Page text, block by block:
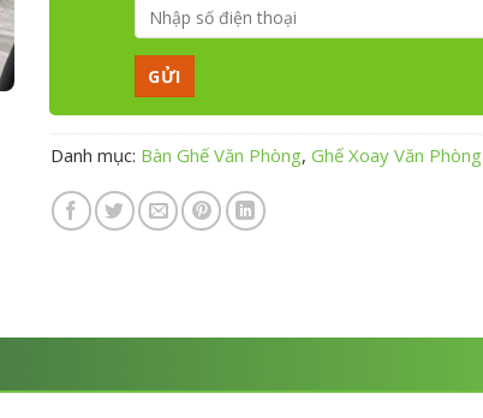
Danh mục: Bàn Ghế Văn Phòng, Ghế Xoay Văn Phòng